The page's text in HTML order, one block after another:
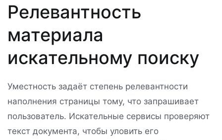
Релевантность
материала
искательному поиску
Уместность задаёт степень релевантности
наполнения страницы тому, что запрашивает
пользователь. Искательные сервисы проверяют
текст документа, чтобы уловить его